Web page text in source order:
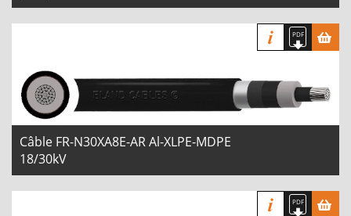
Câble FR-N30XA8E-AR Al-XLPE-MDPE
18/30kV